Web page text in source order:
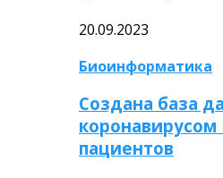
20.09.2023
Биоинформатика
Создана база
коронавирусом
пациентов